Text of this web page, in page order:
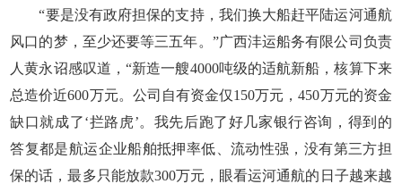
“要是没有政府担保的支持，我们换大船赶平陆运河通航
风口的梦，至少还要等三五年。”广西沣运船务有限公司负责
人黄永诏感叹道，“新造一艘4000吨级的适航新船，核算下来
总造价近600万元。公司自有资金仅150万元，450万元的资金
缺口就成了‘拦路虎’。我先后跑了好几家银行咨询，得到的
答复都是航运企业船舶抵押率低、流动性强，没有第三方担
保的话，最多只能放款300万元，眼看运河通航的日子越来越